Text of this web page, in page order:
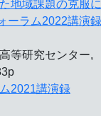
地域課題の克服
ーラム2022講演録
等研究センター,
2021講演録